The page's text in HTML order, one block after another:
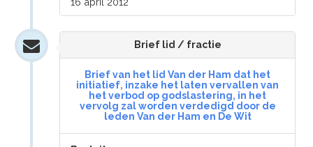
Brief lid / fractie
Brief van het lid Van der Ham dat het
initiatief, inzake het laten vervallen van
het verbod op godslastering, in het
vervolg zal worden verdedigd door de
leden Van der Ham en De Wit